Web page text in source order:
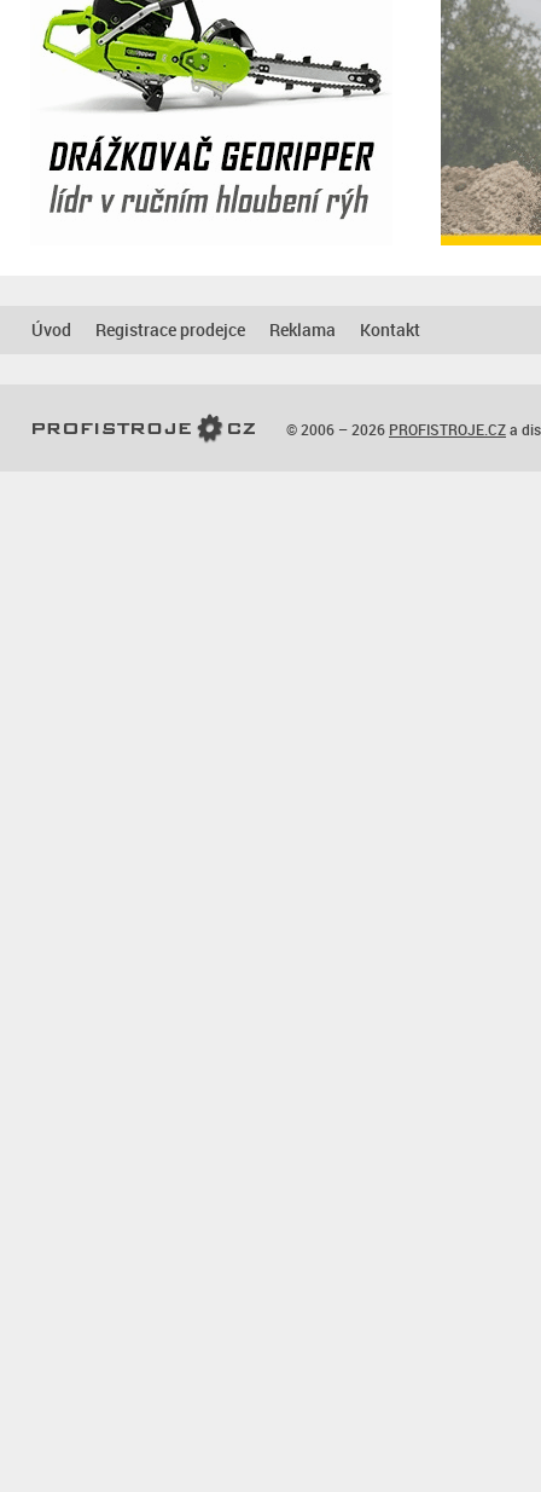
Úvod Registrace prodejce Reklama Kontakt
© 2006 – 2026 PROFISTROJE.CZa